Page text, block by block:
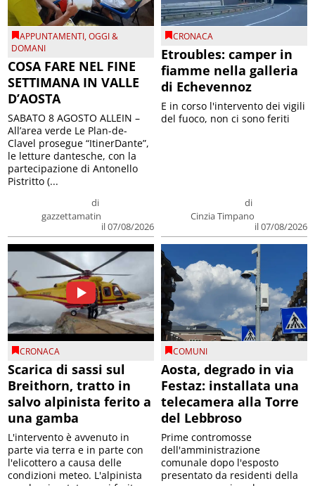
APPUNTAMENTI,OGGI &
DOMANI
COSA FARE NEL FINE
SETTIMANA IN VALLE
D’AOSTA
di
gazzettamatin
il 07/08/2026
SABATO 8 AGOSTO ALLEIN –
All’area verde Le Plan-de-
Clavel prosegue “ItinerDante”,
le letture dantesche, con la
partecipazione di Antonello
Pistritto (...
CRONACA
Etroubles: camper in
fiamme nella galleria
di Echevennoz
di
Cinzia Timpano
il 07/08/2026
E in corso l'intervento dei vigili
del fuoco, non ci sono feriti
CRONACA
Scarica di sassi sul
Breithorn, tratto in
salvo alpinista ferito a
una gamba
L'intervento è avvenuto in
parte via terra e in parte con
l'elicottero a causa delle
condizioni meteo. L'alpinista
COMUNI
Aosta, degrado in via
Festaz: installata una
telecamera alla Torre
del Lebbroso
Prime contromosse
dell'amministrazione
comunale dopo l'esposto
presentato da residenti della